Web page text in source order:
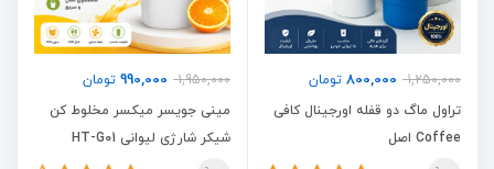
1,250,000
800,000 تومان
تراول ماگ دو قفله اورجینال کافی
Coffee اصل
1,950,000
990,000 تومان
مینی جویسر میکسر مخلوط کن
شیکر شارژی لیوانی HT-G01